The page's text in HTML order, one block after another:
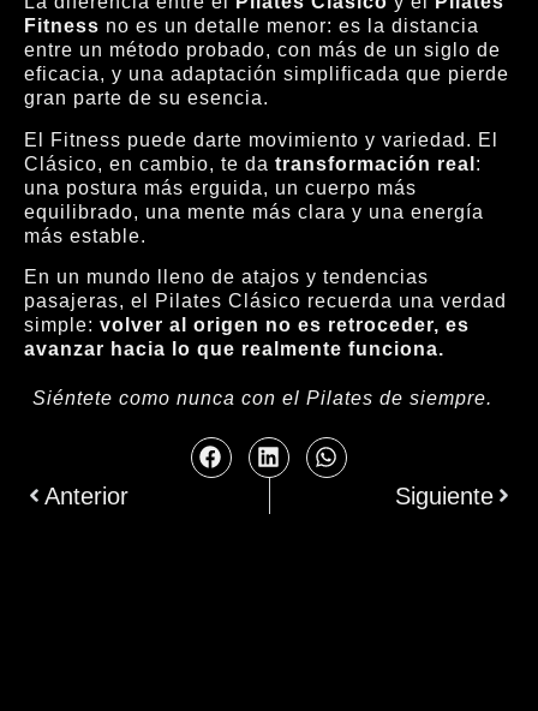
Fitness no es un detalle menor: es la distancia
entre un método probado, con más de un siglo de
eficacia, y una adaptación simplificada que pierde
gran parte de su esencia.
El Fitness puede darte movimiento y variedad. El
Clásico, en cambio, te da transformación real :
una postura más erguida, un cuerpo más
equilibrado, una mente más clara y una energía
más estable.
En un mundo lleno de atajos y tendencias
pasajeras, el Pilates Clásico recuerda una verdad
simple: volver al origen no es retroceder, es
avanzar hacia lo que realmente funciona.
Siéntete como nunca con el Pilates de siempre.
Anterior Siguiente